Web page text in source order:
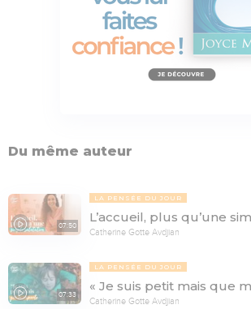
Du même auteur
07:50
LA PENSÉE DU JOUR
L’accueil, plus qu’une
Catherine Gotte Avdjian
07:33
LA PENSÉE DU JOUR
« Je suis petit mais que
Catherine Gotte Avdjian